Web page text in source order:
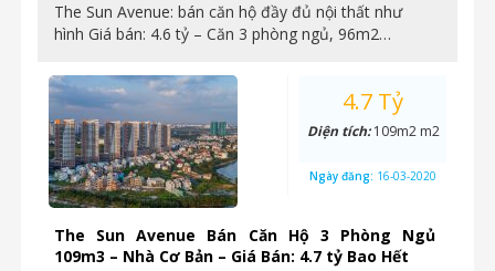
The Sun Avenue: bán căn hộ đầy đủ nội thất như
hình Giá bán: 4.6 tỷ – Căn 3 phòng ngủ, 96m2…
The Sun Avenue Bán Căn Hộ 3 Phòng Ngủ
109m3 – Nhà Cơ Bản – Giá Bán: 4.7 tỷ Bao Hết
4.7 Tỷ
Diện tích:109m2 m2
Ngày đăng: 16-03-2020